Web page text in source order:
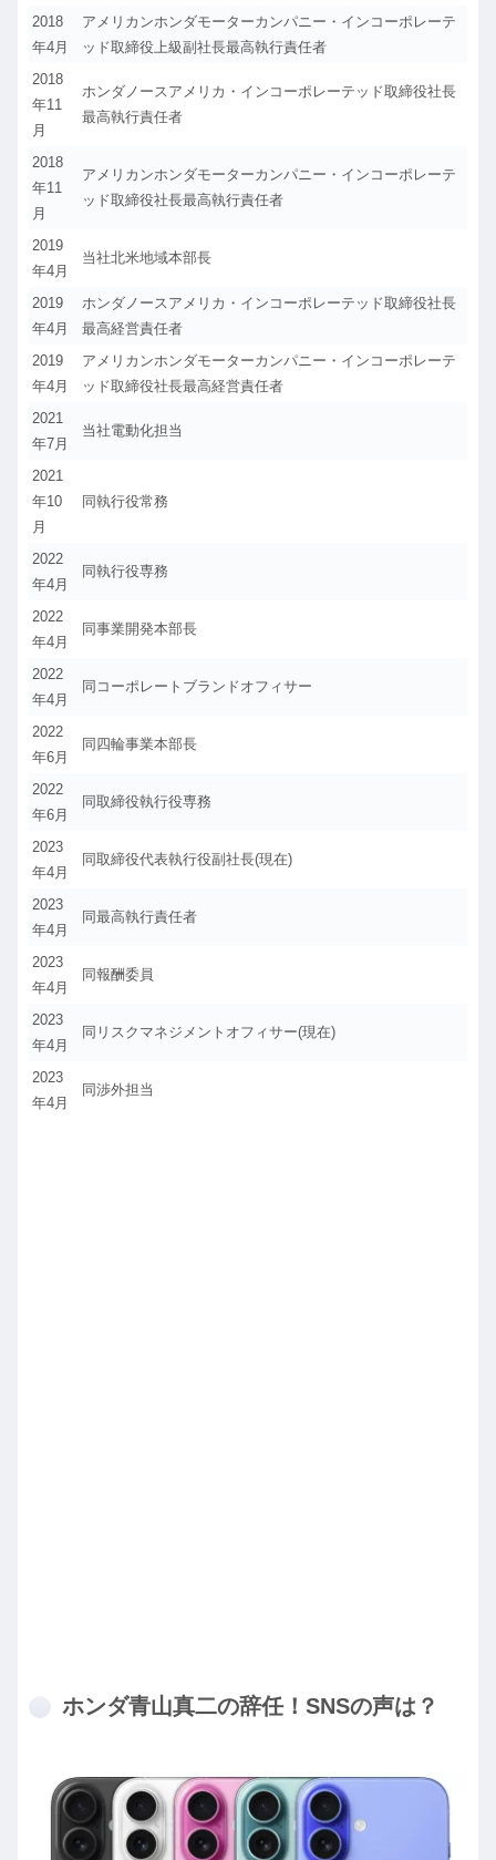
2018
年4月
アメリカンホンダモーターカンパニー・インコーポレーテ
ッド取締役上級副社長最高執行責任者
2018
年11
月
ホンダノースアメリカ・インコーポレーテッド取締役社長
最高執行責任者
2018
年11
月
アメリカンホンダモーターカンパニー・インコーポレーテ
ッド取締役社長最高執行責任者
2019
年4月
当社北米地域本部長
2019
年4月
ホンダノースアメリカ・インコーポレーテッド取締役社長
最高経営責任者
2019
年4月
アメリカンホンダモーターカンパニー・インコーポレーテ
ッド取締役社長最高経営責任者
2021
年7月
当社電動化担当
2021
年10
月
同執行役常務
2022
年4月
同執行役専務
2022
年4月
同事業開発本部長
2022
年4月
同コーポレートブランドオフィサー
2022
年6月
同四輪事業本部長
2022
年6月
同取締役執行役専務
2023
年4月
同取締役代表執行役副社長(現在)
2023
年4月
同最高執行責任者
2023
年4月
同報酬委員
2023
年4月
同リスクマネジメントオフィサー(現在)
2023
年4月
同渉外担当
ホンダ青山真二の辞任！SNSの声は？